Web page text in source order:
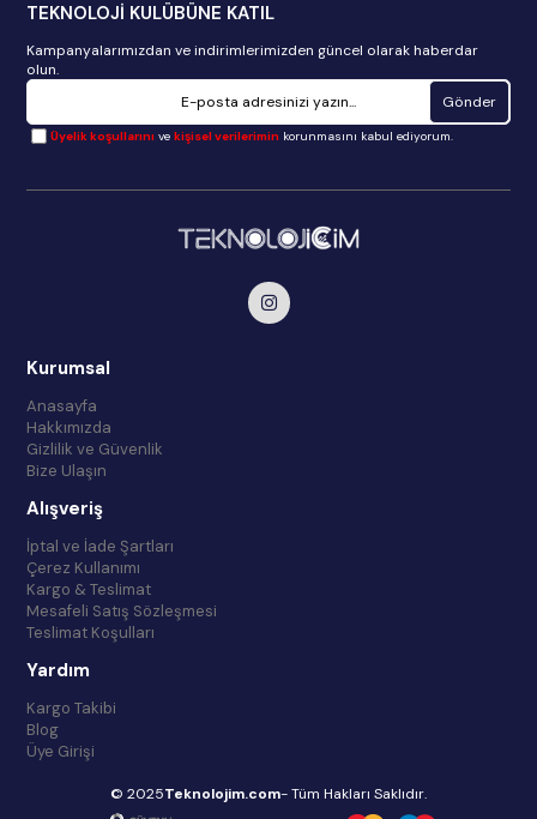
TEKNOLOJİ KULÜBÜNE KATIL
Kampanyalarımızdan ve indirimlerimizden güncel olarak haberdar
olun.
Gönder
Üyelik koşullarını vekişisel verilerimin korunmasını kabul ediyorum.
Kurumsal
Anasayfa
Hakkımızda
Gizlilik ve Güvenlik
Bize Ulaşın
Alışveriş
İptal ve İade Şartları
Çerez Kullanımı
Kargo & Teslimat
Mesafeli Satış Sözleşmesi
Teslimat Koşulları
Yardım
Kargo Takibi
Blog
Üye Girişi
© 2025Teknolojim.com- Tüm Hakları Saklıdır.